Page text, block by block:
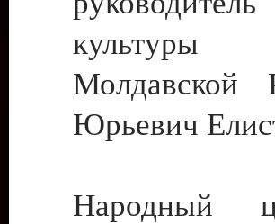
культуры
Молдавской
Юрьевич
Народный